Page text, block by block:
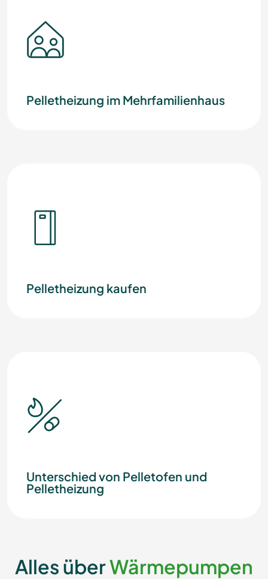
Pelletheizung im Mehrfamilienhaus
Pelletheizung kaufen
Unterschied von Pelletofen und
Pelletheizung
Alles überWärmepumpen